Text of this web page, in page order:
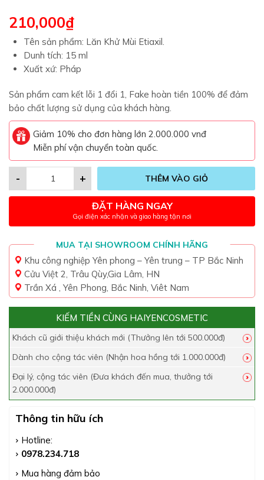
210,000₫
Tên sản phẩm: Lăn Khử Mùi Etiaxil.
Dunh tích: 15 ml
Xuất xứ: Pháp
Sản phẩm cam kết lỗi 1 đổi 1, Fake hoàn tiền 100% để đảm
bảo chất lượng sử dụng của khách hàng.
Giảm 10% cho đơn hàng lớn 2.000.000 vnđ
Miễn phí vận chuyển toàn quốc.
+
- THÊM VÀO GIỎ
ĐẶT HÀNG NGAY
Gọi điện xác nhận và giao hàng tận nơi
MUA TẠI SHOWROOM CHÍNH HÃNG
Khu công nghiệp Yên phong – Yên trung – TP Bắc Ninh
Cửu Việt 2, Trâu Qùy,Gia Lâm, HN
Trần Xá , Yên Phong, Bắc Ninh, Viêt Nam
KIẾM TIỀN CÙNG HAIYENCOSMETIC
Khách cũ giới thiệu khách mới (Thưởng lên tới 500.000đ)
Dành cho cộng tác viên (Nhận hoa hồng tới 1.000.000đ)
Đại lý, cộng tác viên (Đưa khách đến mua, thưởng tới
2.000.000đ)
Thông tin hữu ích
Hotline:
0978.234.718
Mua hàng đảm bảo